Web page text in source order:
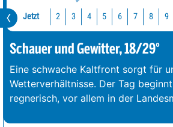
Jetzt 2 3 4 5 6 7 8 9
Schauer und Gewitter, 18/29°
Eine schwache Kaltfront sorgt für
Wetterverhältnisse. Der Tag
regnerisch, vor allem in der